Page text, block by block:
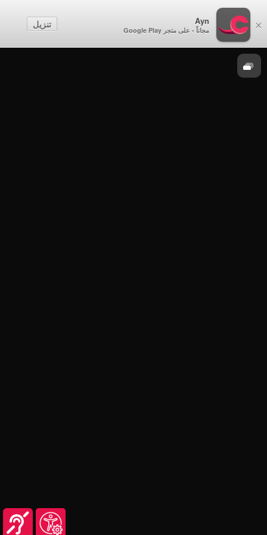
×
Ayn
مجاناً - على متجر Google Play
تنزيل
الصف الثاني
العلوم